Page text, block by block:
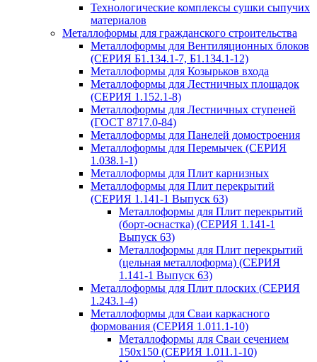
Технологические комплексы сушки сыпучих
материалов
Металлоформы для гражданского строительства
Металлоформы для Вентиляционных блоков
(СЕРИЯ Б1.134.1-7, Б1.134.1-12)
Металлоформы для Козырьков входа
Металлоформы для Лестничных площадок
(СЕРИЯ 1.152.1-8)
Металлоформы для Лестничных ступеней
(ГОСТ 8717.0-84)
Металлоформы для Панелей домостроения
Металлоформы для Перемычек (СЕРИЯ
1.038.1-1)
Металлоформы для Плит карнизных
Металлоформы для Плит перекрытий
(СЕРИЯ 1.141-1 Выпуск 63)
Металлоформы для Плит перекрытий
(борт-оснастка) (СЕРИЯ 1.141-1
Выпуск 63)
Металлоформы для Плит перекрытий
(цельная металлоформа) (СЕРИЯ
1.141-1 Выпуск 63)
Металлоформы для Плит плоских (СЕРИЯ
1.243.1-4)
Металлоформы для Сваи каркасного
формования (СЕРИЯ 1.011.1-10)
Металлоформы для Сваи сечением
150х150 (СЕРИЯ 1.011.1-10)